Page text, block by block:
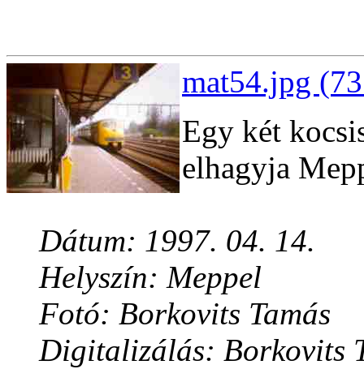
mat54.jpg
Egy két
elhagyja
Dátum: 1997. 04. 14.
Helyszín: Meppel
Fotó: Borkovits Tamás
Digitalizálás: Borkovits